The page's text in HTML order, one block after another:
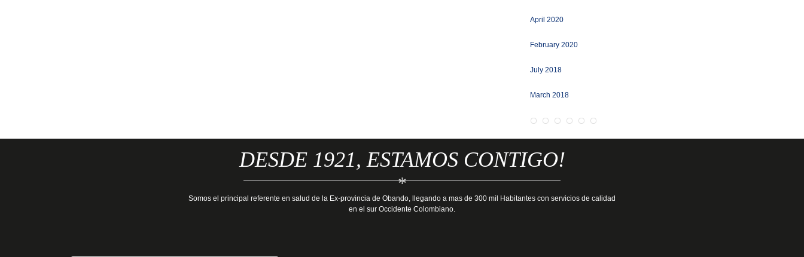
April 2020
February 2020
July 2018
March 2018
DESDE 1921, ESTAMOS CONTIGO!
*
Somos el principal referente en salud de la Ex-provincia de Obando, llegando a mas de 300 mil Habitantes con servicios de calidad
en el sur Occidente Colombiano.